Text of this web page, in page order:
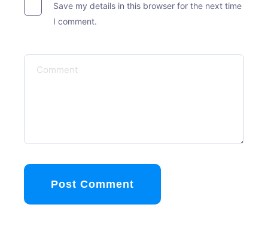
Save my details in this browser for the next time
I comment.
Post Comment